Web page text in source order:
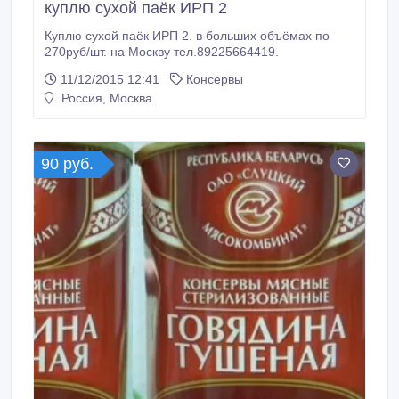
куплю сухой паёк ИРП 2
Куплю сухой паёк ИРП 2. в больших объёмах по
270руб/шт. на Москву тел.89225664419.
11/12/2015 12:41
Консервы
Россия, Москва
90 руб.